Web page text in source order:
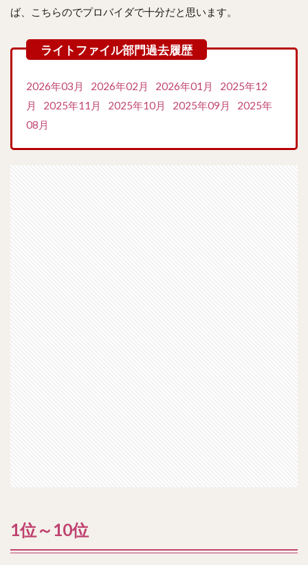
ば、こちらのでプロバイダで十分だと思います。
2026年03月 2026年02月 2026年01月
2025年12
月
2025年11月 2025年10月 2025年09月
2025年
08月
1位～10位